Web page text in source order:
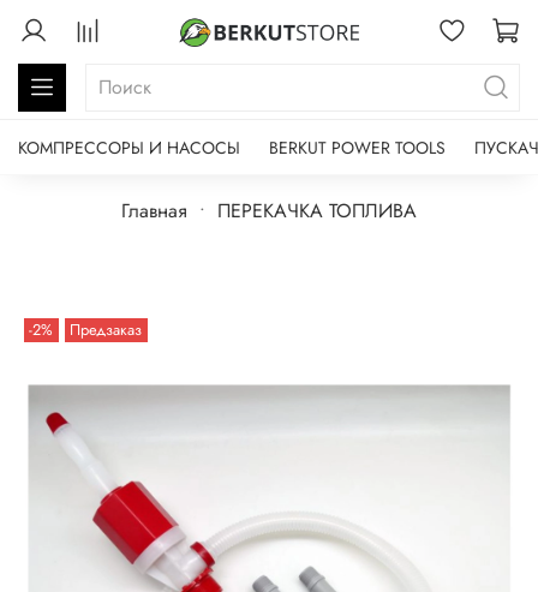
КОМПРЕССОРЫ И НАСОСЫ BERKUT POWER TOOLS
Главная ПЕРЕКАЧКА ТОПЛИВА
-2% Предзаказ